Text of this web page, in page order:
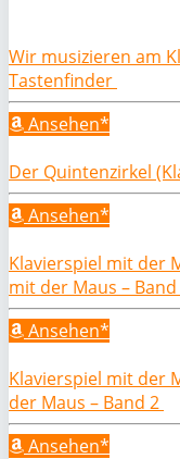
Wir musizieren am
Tastenfinder
Ansehen*
Der Quintenzirkel
Ansehen*
Klavierspiel mit der
mit der Maus – Band
Ansehen*
Klavierspiel mit der
der Maus – Band 2
Ansehen*